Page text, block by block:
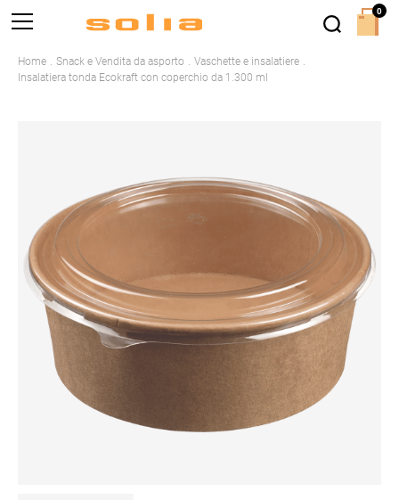
Home Snack e Vendita da asporto
Vaschette e insalatiere
Insalatiera tonda Ecokraft con coperchio da 1.300 ml
0